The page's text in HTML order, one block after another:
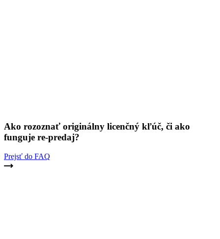
Ako rozoznať originálny licenčný kľúč, či ako
funguje re-predaj?
Prejsť do FAQ